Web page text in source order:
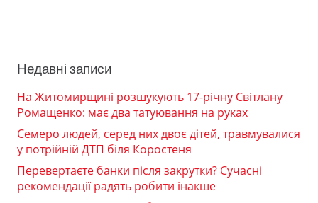
Недавні записи
На Житомирщині розшукують 17-річну Світлану
Ромащенко: має два татуювання на руках
Семеро людей, серед них двоє дітей, травмувалися
у потрійній ДТП біля Коростеня
Перевертаєте банки після закрутки? Сучасні
рекомендації радять робити інакше